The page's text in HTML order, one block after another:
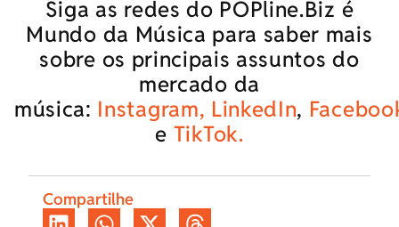
Siga as redes do POPline.Biz é
Mundo da Música para saber mais
sobre os principais assuntos do
mercado da
música: Instagram, LinkedIn,
e TikTok.
Compartilhe